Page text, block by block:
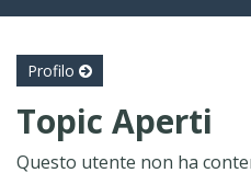
Profilo
Topic Aperti
Questo utente non ha